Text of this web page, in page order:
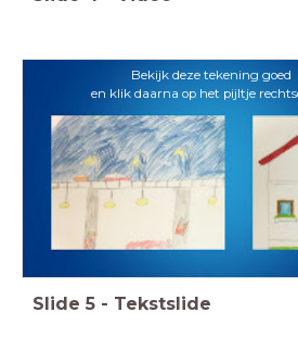
Bekijk deze tekening goed
en klik daarna op het pijltje
Slide 5 - Tekstslide